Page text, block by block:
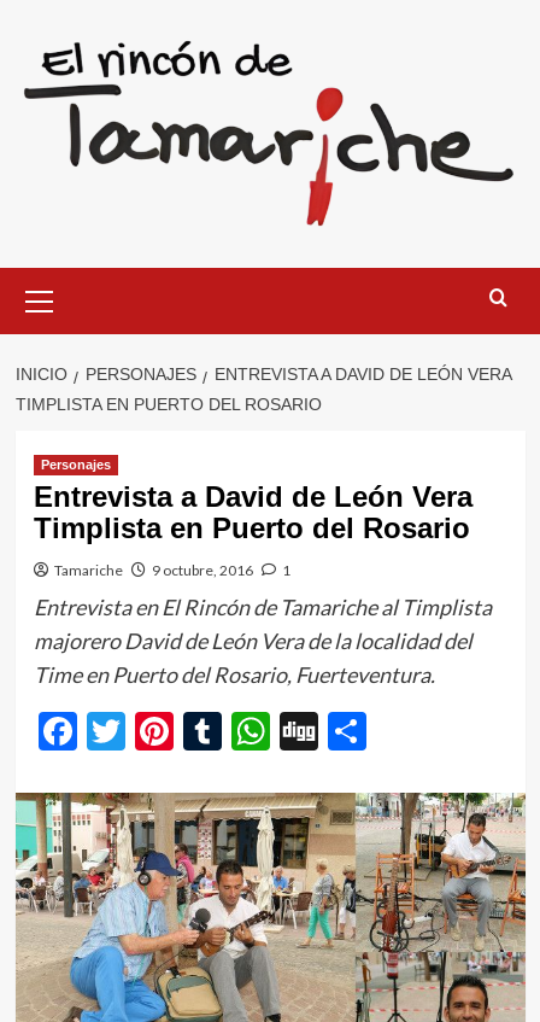
contenido
primario
INICIO PERSONAJES
ENTREVISTA A DAVID DE LEÓN VERA
TIMPLISTA EN PUERTO DEL ROSARIO
Personajes
Entrevista a David de León Vera
Timplista en Puerto del Rosario
Tamariche 9 octubre, 2016 1
Entrevista en El Rincón de Tamariche al Timplista
majorero David de León Vera de la localidad del
Time en Puerto del Rosario, Fuerteventura.
Facebook
Twitter
Pinterest
Tumblr
WhatsApp
Digg